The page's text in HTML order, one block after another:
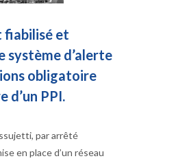
fiabilisé et
système d’alerte
obligatoire
d’un PPI.
par arrêté
en place d’un réseau